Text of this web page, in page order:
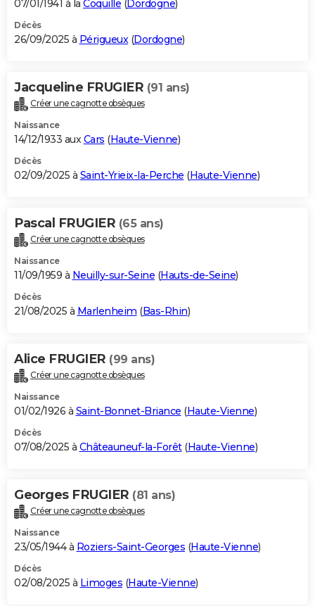
07/01/1941 à la Coquille (Dordogne)
Décès
26/09/2025 à Périgueux(Dordogne)
Jacqueline FRUGIER (91 ans)
Créer une cagnotte obsèques
Naissance
14/12/1933 auxCars (Haute-Vienne)
Décès
02/09/2025 à Saint-Yrieix-la-Perche (Haute-Vienne)
Pascal FRUGIER (65 ans)
Créer une cagnotte obsèques
Naissance
11/09/1959 à Neuilly-sur-Seine (Hauts-de-Seine)
Décès
21/08/2025 à Marlenheim (Bas-Rhin)
Alice FRUGIER (99 ans)
Créer une cagnotte obsèques
Naissance
01/02/1926 à Saint-Bonnet-Briance (Haute-Vienne)
Décès
07/08/2025 à Châteauneuf-la-Forêt(Haute-Vienne)
Georges FRUGIER (81 ans)
Créer une cagnotte obsèques
Naissance
23/05/1944 à Roziers-Saint-Georges (Haute-Vienne)
Décès
02/08/2025 à Limoges (Haute-Vienne)